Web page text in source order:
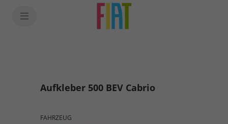
Aufkleber 500 BEV Cabrio
FAHRZEUG